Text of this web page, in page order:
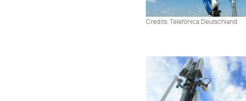
Credits: Telefónica Deutschland